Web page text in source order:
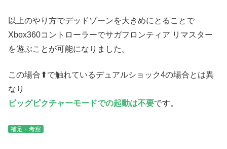
以上のやり方でデッドゾーンを大きめにとることで
Xbox360コントローラーでサガフロンティア リマスター
を遊ぶことが可能になりました。
この場合⬆で触れているデュアルショック4の場合とは異
なり
ビッグピクチャーモードでの起動は不要です。
補足・考察